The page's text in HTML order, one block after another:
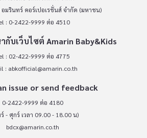
มรินทร์ คอร์เปอเรชั่นส์ จำกัด (มหาชน)
: 0-2422-9999 ต่อ 4510
บเว็บไซต์ Amarin Baby&Kids
: 02-422-9999 ต่อ 4775
: abkofficial@amarin.co.th
issue or send feedback
0-2422-9999 ต่อ 4180
- ศุกร์ เวลา 09.00 - 18.00 น)
bdcx@amarin.co.th